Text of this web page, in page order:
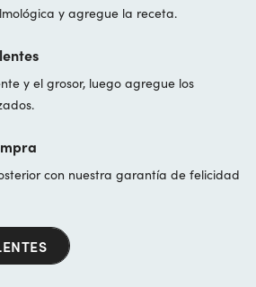
y agregue la receta.
y el grosor, luego agregue los
con nuestra garantía de felicidad